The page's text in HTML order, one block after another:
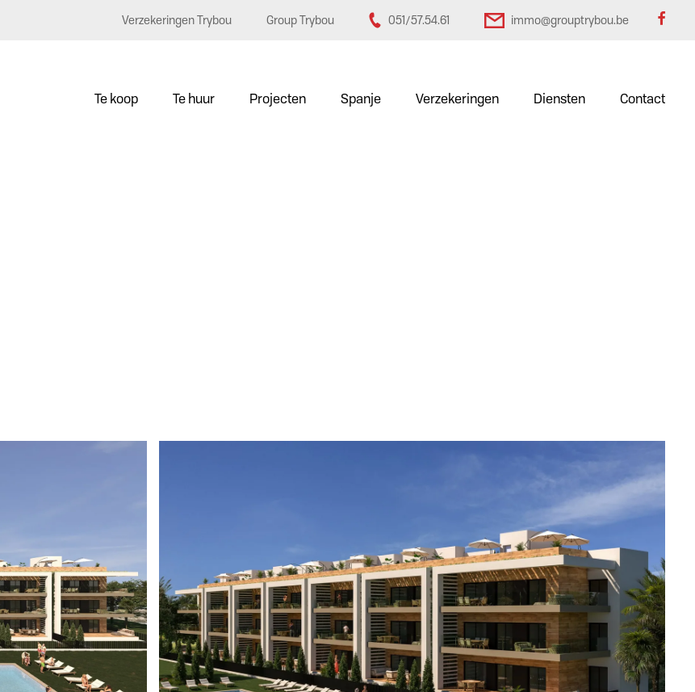
Verzekeringen Trybou Group Trybou 051/57.54.61 immo@grouptrybou.be
Te koop Te huur Projecten Spanje Verzekeringen Diensten Contact